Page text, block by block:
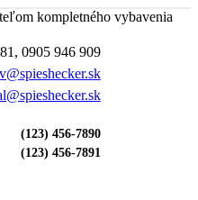
kompletného vybavenia
0905 946 909
(123) 456-7890
(123) 456-7891